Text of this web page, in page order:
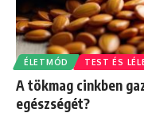
ÉLETMÓD TEST ÉS
A tökmag cinkben
egészségét?